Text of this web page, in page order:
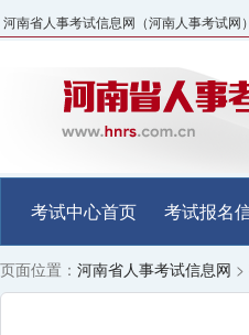
河南省人事考试信息网（河南人事考试
考试中心首页 考试报名
页面位置： 河南省人事考试信息网 >